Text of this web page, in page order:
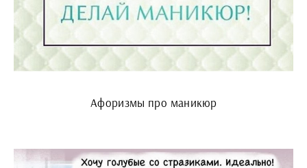
Афоризмы про маникюр